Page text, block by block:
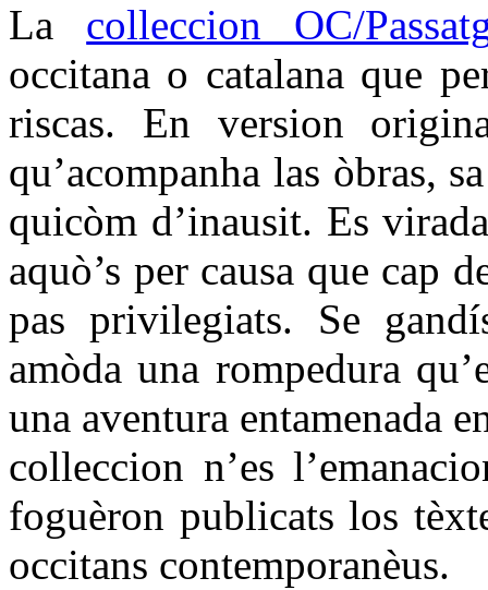
La colleccion OC/
occitana o catalana que
riscas. En version
qu’acompanha las òbras,
quicòm d’inausit. Es
aquò’s per causa que cap
pas privilegiats. Se
amòda una rompedura
una aventura entamenada
colleccion n’es
foguèron publicats los
occitans contemporanèus.